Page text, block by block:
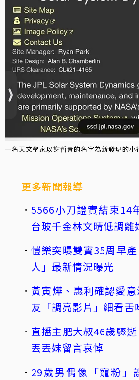
一名天文學家以謝哲青的名字為新發現的
更多新聞報導
5566小刀證實結束14
台玻千金林文晴低調離
愷樂突曝雙寶35周早
人」最新情況曝光
黃寅燁、惠利確認愛
友「調亮影片」細看舌
直播主肥大叔46歲驟
丟丟妹留言哀悼
29歲男偶像「寵粉」